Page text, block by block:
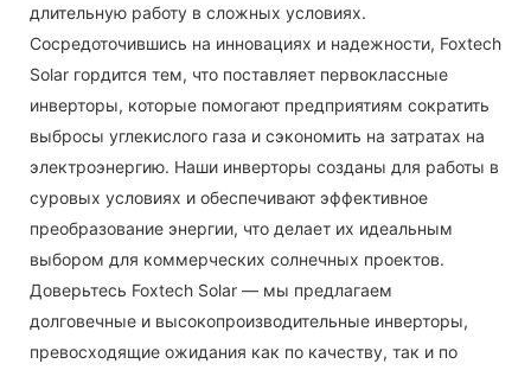
длительную работу в сложных условиях.
Сосредоточившись на инновациях и надежности, Foxtech
Solar гордится тем, что поставляет первоклассные
инверторы, которые помогают предприятиям сократить
выбросы углекислого газа и сэкономить на затратах на
электроэнергию. Наши инверторы созданы для работы в
суровых условиях и обеспечивают эффективное
преобразование энергии, что делает их идеальным
выбором для коммерческих солнечных проектов.
Доверьтесь Foxtech Solar — мы предлагаем
долговечные и высокопроизводительные инверторы,
превосходящие ожидания как по качеству, так и по